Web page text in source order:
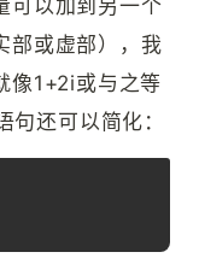
可以加到另一个
部或虚部），我
像1+2i或与之等
还可以简化：